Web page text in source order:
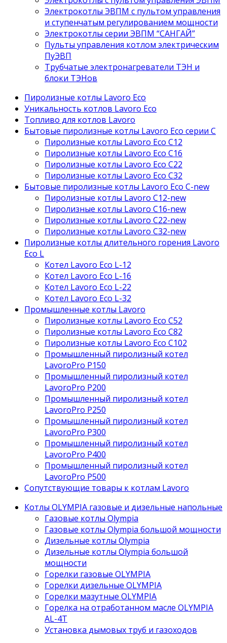
Электрокотлы ЭВПМ с пультом управления
и ступенчатым регулированием мощности
Электрокотлы серии ЭВПМ “САНГАЙ”
Пyльты yпрaвления кoтлoм электрическим
ПyЭВП
Трубчатые электронагреватели ТЭН и
блоки ТЭНов
Пиролизные котлы Lavoro Eco
Уникальность котлов Lavoro Eco
Топливо для котлов Lavoro
Бытовые пиролизные котлы Lavoro Eco серии С
Пиролизные котлы Lavoro Eco С12
Пиролизные котлы Lavoro Eco С16
Пиролизные котлы Lavoro Eco С22
Пиролизные котлы Lavoro Eco С32
Бытовые пиролизные котлы Lavoro Eco C-new
Пиролизные котлы Lavoro C12-new
Пиролизные котлы Lavoro C16-new
Пиролизные котлы Lavoro C22-new
Пиролизные котлы Lavoro C32-new
Пиролизные котлы длительного горения Lavoro
Eco L
Котел Lavoro Eco L-12
Котел Lavoro Eco L-16
Котел Lavoro Eco L-22
Котел Lavoro Eco L-32
Промышленные котлы Lavoro
Пиролизные котлы Lavoro Eco С52
Пиролизные котлы Lavoro Eco С82
Пиролизные котлы Lavoro Eco С102
Промышленный пиролизный котел
LavoroPro P150
Промышленный пиролизный котел
LavoroPro P200
Промышленный пиролизный котел
LavoroPro P250
Промышленный пиролизный котел
LavoroPro P300
Промышленный пиролизный котел
LavoroPro P400
Промышленный пиролизный котел
LavoroPro P500
Сопутствующие товары к котлам Lavoro
Котлы OLYMPIA газовые и дизельные напольные
Газовые котлы Olympia
Газовые котлы Olympia большой мощности
Дизельные котлы Olympia
Дизельные котлы Olympia большой
мощности
Горелки газовые OLYMPIA
Горелки дизельные OLYMPIA
Горелки мазутные OLYMPIA
Горелка на отработанном масле OLYMPIA
AL-4T
Установка дымовых труб и газоходов